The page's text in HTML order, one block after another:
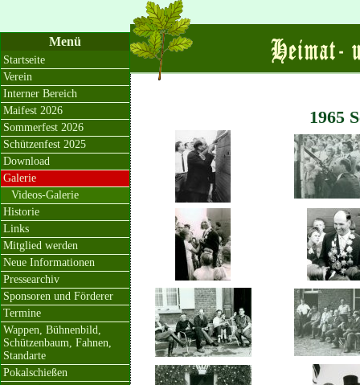
1965
Menü
Startseite
Verein
Interner Bereich
Maifest 2026
Sommerfest 2026
Schützenfest 2025
Download
Galerie
Videos-Galerie
Historie
Links
Mitglied werden
Neue Informationen
Pressearchiv
Sponsoren und Förderer
Termine
Wappen, Bühnenbild,
Schützenbaum, Fahnen,
Standarte
Pokalschießen